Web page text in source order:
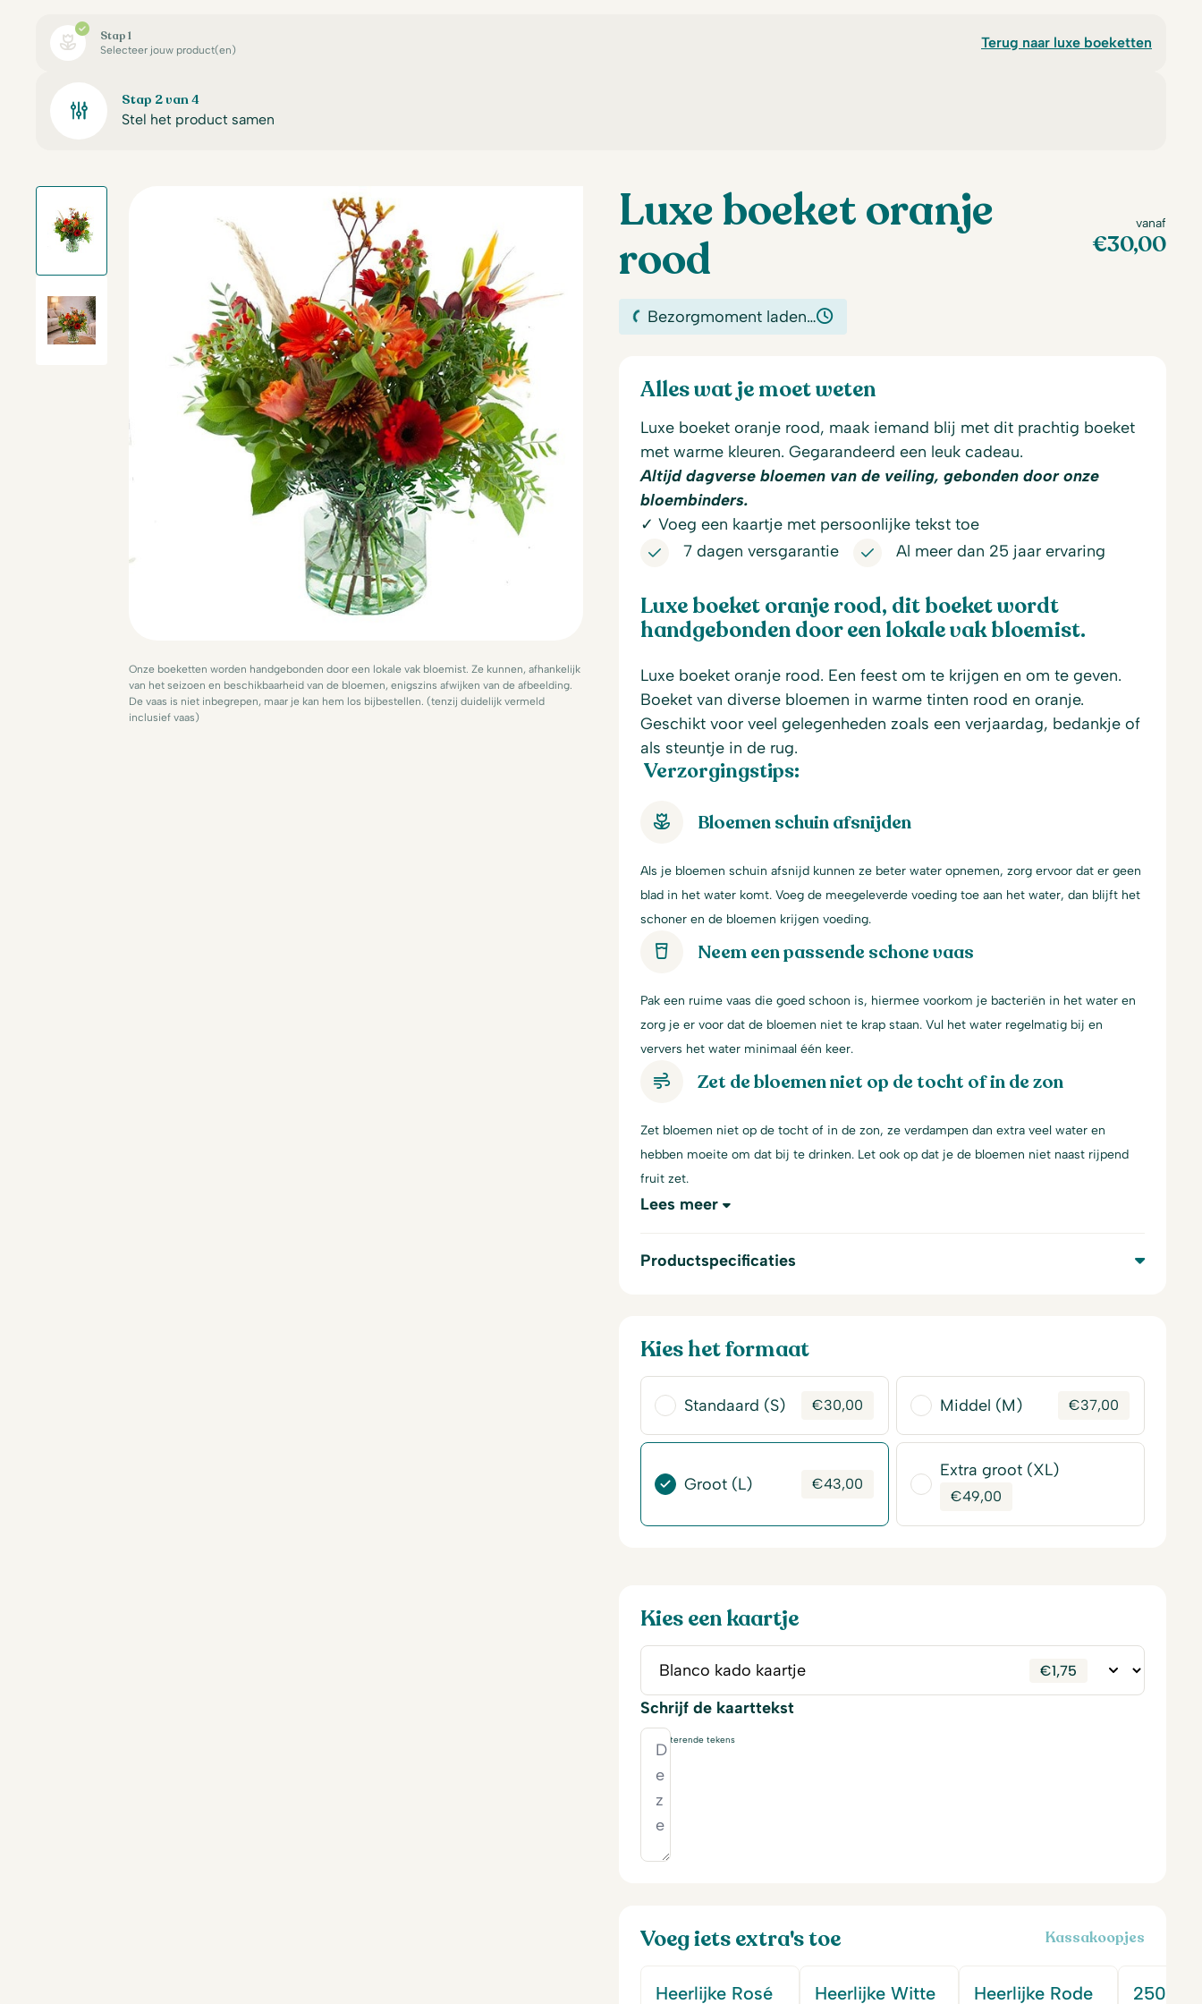
Stap 1
Selecteer jouw product(en) Terug naar luxe boeketten
Stap 2 van 4
Stel het product samen
Onze boeketten worden handgebonden door een lokale vak bloemist. Ze kunnen, afhankelijk
van het seizoen en beschikbaarheid van de bloemen, enigszins afwijken van de afbeelding.
De vaas is niet inbegrepen, maar je kan hem los bijbestellen. (tenzij duidelijk vermeld
inclusief vaas)
Luxe boeket oranje
rood
vanaf
€30,00
Bezorgmoment laden…
Alles wat je moet weten
Luxe boeket oranje rood, maak iemand blij met dit prachtig boeket
met warme kleuren. Gegarandeerd een leuk cadeau.
Altijd dagverse bloemen van de veiling, gebonden door onze
bloembinders.
✓ Voeg een kaartje met persoonlijke tekst toe
7 dagen versgarantie
Al meer dan 25 jaar ervaring
Luxe boeket oranje rood, dit boeket wordt
handgebonden door een lokale vak bloemist.
Luxe boeket oranje rood. Een feest om te krijgen en om te geven.
Boeket van diverse bloemen in warme tinten rood en oranje.
Geschikt voor veel gelegenheden zoals een verjaardag, bedankje of
als steuntje in de rug.
Verzorgingstips:
Bloemen schuin afsnijden
Als je bloemen schuin afsnijd kunnen ze beter water opnemen, zorg ervoor dat er geen
blad in het water komt. Voeg de meegeleverde voeding toe aan het water, dan blijft het
schoner en de bloemen krijgen voeding.
Neem een passende schone vaas
Pak een ruime vaas die goed schoon is, hiermee voorkom je bacteriën in het water en
zorg je er voor dat de bloemen niet te krap staan. Vul het water regelmatig bij en
ververs het water minimaal één keer.
Zet de bloemen niet op de tocht of in de zon
Zet bloemen niet op de tocht of in de zon, ze verdampen dan extra veel water en
hebben moeite om dat bij te drinken. Let ook op dat je de bloemen niet naast rijpend
fruit zet.
Lees meer
Productspecificaties
Kies het formaat
Standaard (S) €30,00 Middel (M) €37,00
Groot (L) €43,00
Extra groot (XL)
€49,00
Kies een kaartje
€1,75
Schrijf de kaarttekst
resterende tekens
Voeg iets extra's toe Kassakoopjes
Heerlijke Rosé
Heerlijke Witte
Heerlijke Rode
250